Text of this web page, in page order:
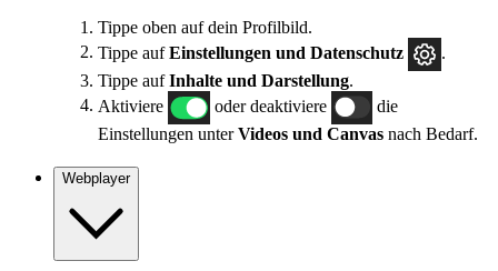
Tippe oben auf dein Profilbild.
Tippe aufEinstellungen und Datenschutz
Tippe aufInhalte und Darstellung.
Aktiviere
oder deaktiviere
die
Einstellungen unterVideos und Canvas nach Bedarf.
Webplayer